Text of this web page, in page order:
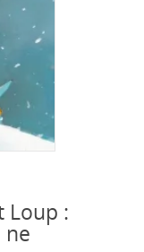
Loup :
ne